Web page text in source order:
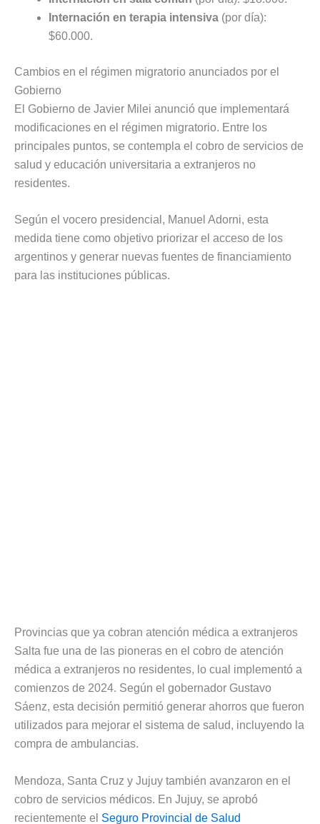
Internación en terapia intensiva (por día):
$60.000.
Cambios en el régimen migratorio anunciados por el
Gobierno
El Gobierno de Javier Milei anunció que implementará
modificaciones en el régimen migratorio. Entre los
principales puntos, se contempla el cobro de servicios de
salud y educación universitaria a extranjeros no
residentes.
Según el vocero presidencial, Manuel Adorni, esta
medida tiene como objetivo priorizar el acceso de los
argentinos y generar nuevas fuentes de financiamiento
para las instituciones públicas.
Provincias que ya cobran atención médica a extranjeros
Salta fue una de las pioneras en el cobro de atención
médica a extranjeros no residentes, lo cual implementó a
comienzos de 2024. Según el gobernador Gustavo
Sáenz, esta decisión permitió generar ahorros que fueron
utilizados para mejorar el sistema de salud, incluyendo la
compra de ambulancias.
Mendoza, Santa Cruz y Jujuy también avanzaron en el
cobro de servicios médicos. En Jujuy, se aprobó
recientemente el Seguro Provincial de Salud